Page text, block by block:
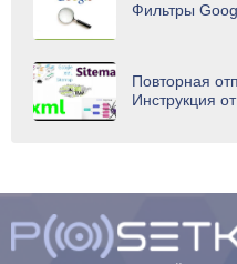
Фильтры
Повторная
Инструкция